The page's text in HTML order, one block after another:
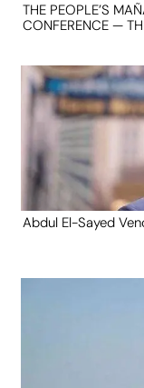
THE PEOPLE’S
CONFERENCE —
Abdul El-Sayed